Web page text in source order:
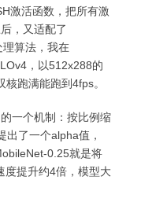
激活函数，把所有激
，又适配了
算法，我在
，以512x288的
跑满能跑到4fps。
一个机制：按比例缩
了一个alpha值，
0.25就是将
度提升约4倍，模型大